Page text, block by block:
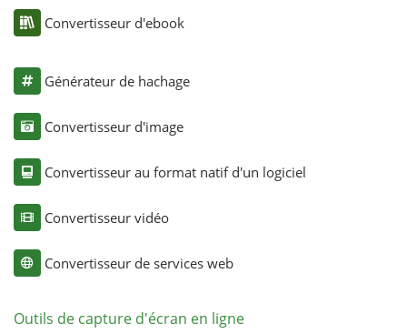
Convertisseur d'ebook
Générateur de hachage
Convertisseur d'image
Convertisseur au format natif d'un logiciel
Convertisseur vidéo
Convertisseur de services web
Outils de capture d'écran en ligne